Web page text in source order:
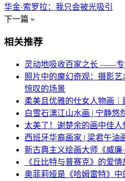
华金·索罗拉：我只会被光吸引
下一篇 »
相关推荐
灵动地吸收百家之长 ——专
照片中的魔幻奇观：摄影
惊叹的场景
柔美且优雅的仕女人物画
白雪石漓江山水画 | 宁静悠
太美了！谢楚余的画中佳
西班牙华裔画家 | 梁君午油
新古典主义绘画大师《威廉
《丘比特与普赛克》的爱
奥菲莉娅是《哈姆雷特》